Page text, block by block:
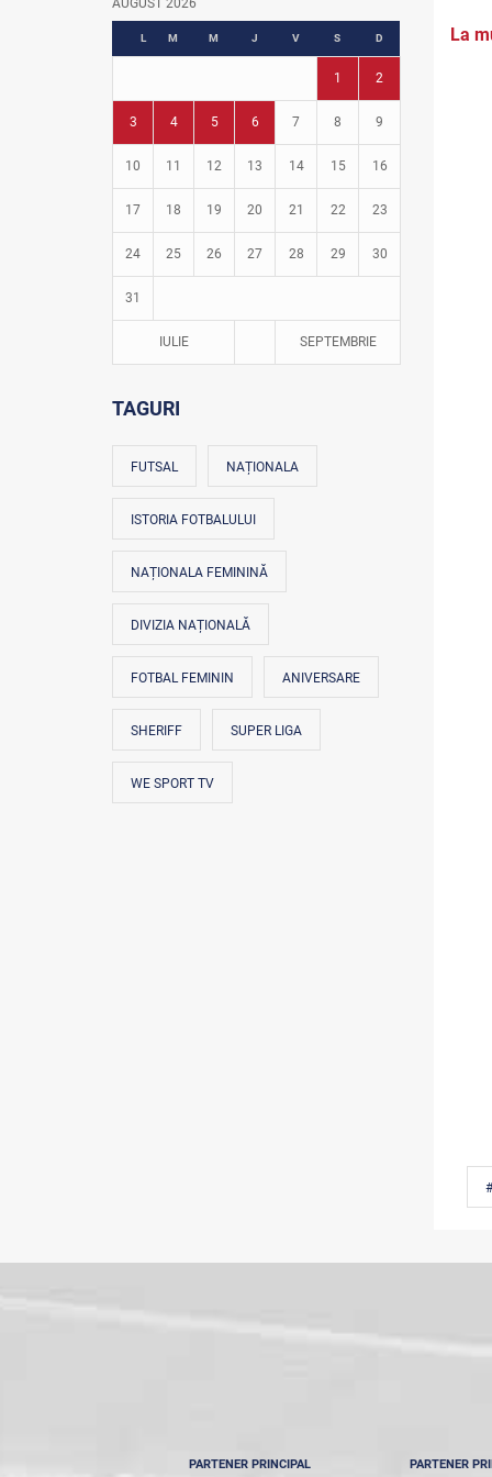
Fotbal în grădinițe
AUGUST 2026
L M M J V S D
1 2
3 4 5 6 7 8 9
10 11 12 13 14 15 16
17 18 19 20 21 22 23
24 25 26 27 28 29 30
31
IULIE SEPTEMBRIE
TAGURI
FUTSAL NAȚIONALA
ISTORIA FOTBALULUI
NAȚIONALA FEMININĂ
DIVIZIA NAȚIONALĂ
FOTBAL FEMININ ANIVERSARE
SHERIFF SUPER LIGA
WE SPORT TV
La
PARTENER PRINCIPAL PARTENER